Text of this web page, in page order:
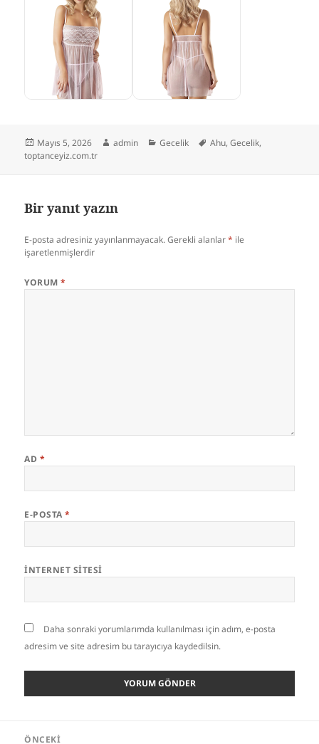
Yayın
tarihi
Mayıs 5, 2026 Yazar
admin Kategoriler
Gecelik Etiketler
Ahu,Gecelik,
toptanceyiz.com.tr
Bir yanıt yazın
E-posta adresiniz yayınlanmayacak. Gerekli alanlar* ile
işaretlenmişlerdir
YORUM*
AD *
E-POSTA*
İNTERNET SITESI
Daha sonraki yorumlarımda kullanılması için adım, e-posta
adresim ve site adresim bu tarayıcıya kaydedilsin.
ÖNCEKI